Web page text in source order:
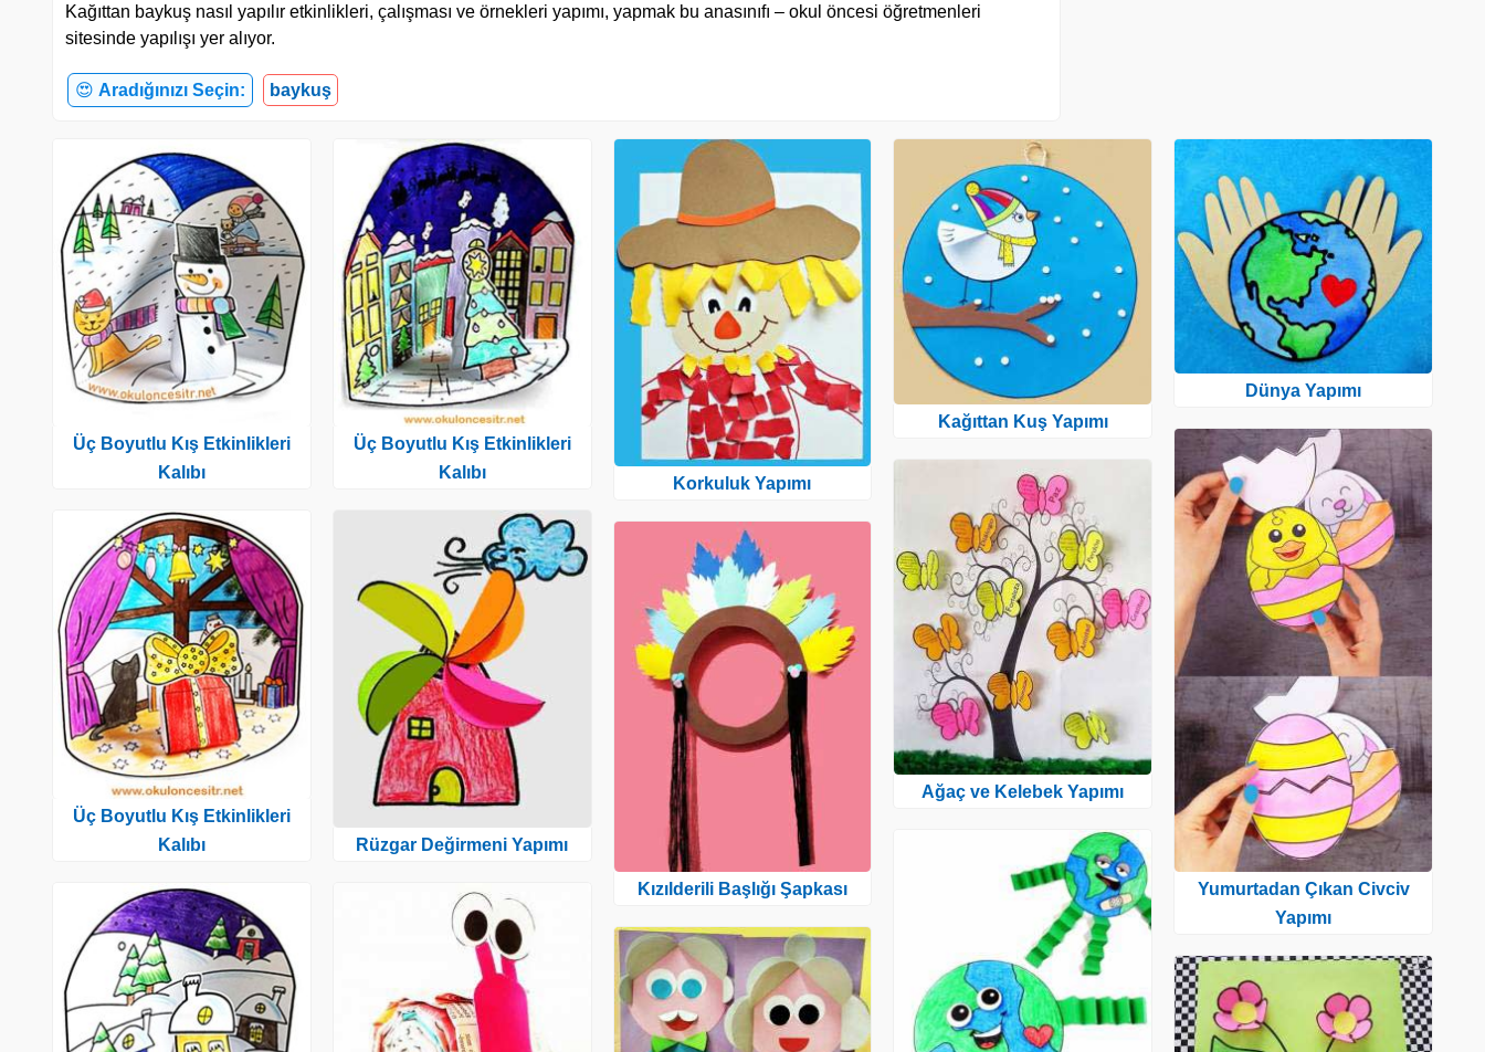
Kağıttan baykuş nasıl yapılır etkinlikleri, çalışması ve örnekleri yapımı, yapmak bu anasınıfı – okul öncesi öğretmenleri
sitesinde yapılışı yer alıyor.
😍 Aradığınızı Seçin: baykuş
Üç Boyutlu Kış Etkinlikleri
Kalıbı
Üç Boyutlu Kış Etkinlikleri
Kalıbı
Üç Boyutlu Kış Etkinlikleri
Kalıbı
Rüzgar Değirmeni Yapımı
Korkuluk Yapımı
Kızılderili Başlığı Şapkası
Kağıttan Kuş Yapımı
Ağaç ve Kelebek Yapımı
Dünya Yapımı
Yumurtadan Çıkan Civciv
Yapımı